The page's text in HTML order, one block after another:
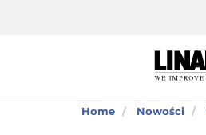
Home Nowości